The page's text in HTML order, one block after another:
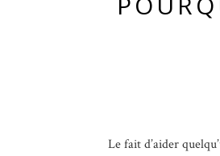
Le fait d’aider